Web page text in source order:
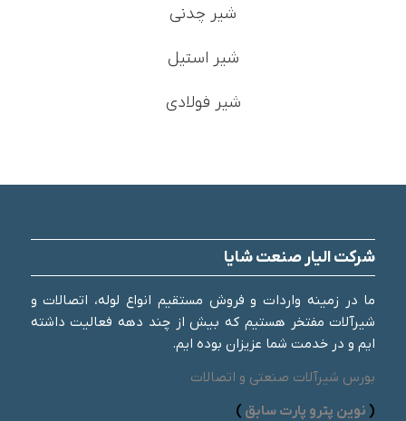
شیر چدنی
شیر استیل
شیر فولادی
شرکت الیار صنعت شایا
ما در زمینه واردات و فروش مستقیم انواع لوله، اتصالات و
شیرآلات مفتخر هستیم که بیش از چند دهه فعالیت داشته
ایم و در خدمت شما عزیزان بوده ایم.
بورس شیرآلات صنعتی و اتصالات
( نوین پترو پارت سابق )